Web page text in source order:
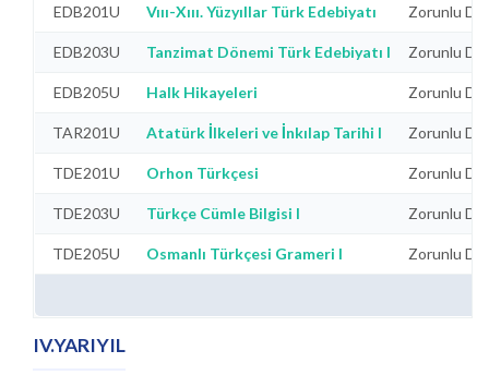
EDB201U Vııı-Xııı. Yüzyıllar Türk Edebiyatı Zorunlu
EDB203U Tanzimat Dönemi Türk Edebiyatı I Zorunlu
EDB205U Halk Hikayeleri Zorunlu
TAR201U Atatürk İlkeleri ve İnkılap Tarihi I Zorunlu
TDE201U Orhon Türkçesi Zorunlu
TDE203U Türkçe Cümle Bilgisi I Zorunlu
TDE205U Osmanlı Türkçesi Grameri I Zorunlu
IV.YARIYIL